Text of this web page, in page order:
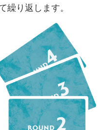
繰り返します。